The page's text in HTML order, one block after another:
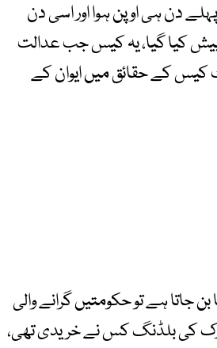
دن ہی اوپن ہوا اور اسی دن
کیا گیا، یہ کیس جب عدالت
کیس کے حقائق میں ایوان کے
جاتا ہے تو حکومتیں گرانے والی
کی بلڈنگ کس نے خریدی تھی،